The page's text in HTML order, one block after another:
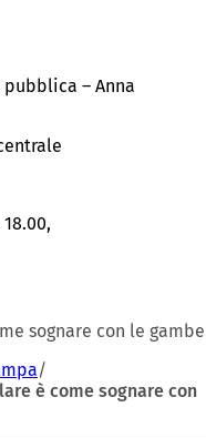
– Anna
sognare con le gambe
è come sognare con